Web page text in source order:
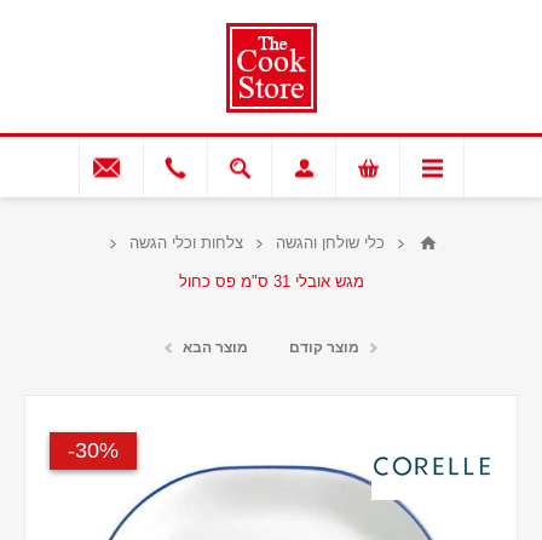
כלי שולחן והגשה צלחות וכלי הגשה
מגש אובלי 31 ס"מ פס כחול
מוצר קודם מוצר הבא
30%-